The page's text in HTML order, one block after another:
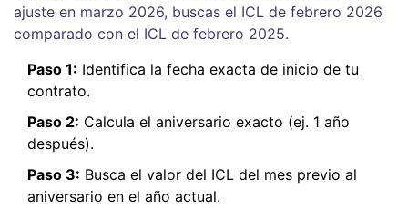
ajuste en marzo 2026, buscas el ICL de febrero 2026
comparado con el ICL de febrero 2025.
Paso 1: Identifica la fecha exacta de inicio de tu
contrato.
Paso 2: Calcula el aniversario exacto (ej. 1 año
después).
Paso 3: Busca el valor del ICL del mes previo al
aniversario en el año actual.